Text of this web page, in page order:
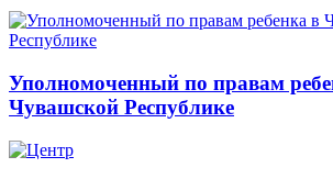
Уполномоченный по правам
Чувашской Республике